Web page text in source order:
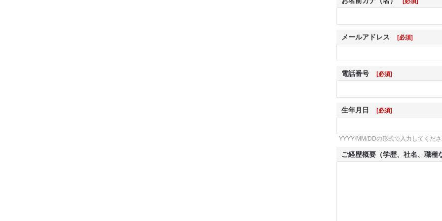
メールアドレス [必須]
電話番号 [必須]
生年月日 [必須]
YYYY/MM/DDの形式で入力してくだ
ご経歴概要（学歴、社名、職種